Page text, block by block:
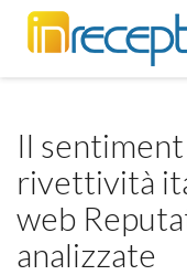
Il
rivettività
web
analizzate